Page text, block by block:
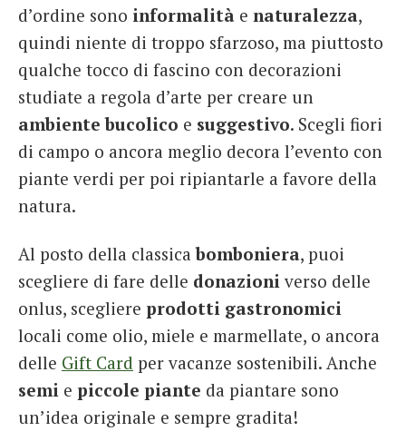
d’ordine sono informalità e naturalezza,
quindi niente di troppo sfarzoso, ma piuttosto
qualche tocco di fascino con decorazioni
studiate a regola d’arte per creare un
ambiente bucolico e suggestivo. Scegli fiori
di campo o ancora meglio decora l’evento con
piante verdi per poi ripiantarle a favore della
natura.
Al posto della classicabomboniera, puoi
scegliere di fare delle donazioni verso delle
onlus, scegliere prodotti gastronomici
locali come olio, miele e marmellate, o ancora
delle Gift Card per vacanze sostenibili. Anche
semi e piccole piante da piantare sono
un’idea originale e sempre gradita!